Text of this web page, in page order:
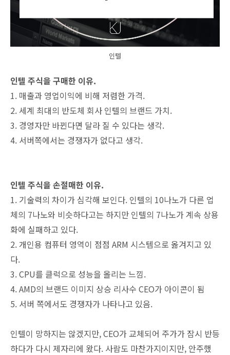
인텔
인텔 주식을 구매한 이유.
1. 매출과 영업이익에 비해 저렴한 가격.
2. 세계 최대의 반도체 회사 인텔의 브랜드 가치.
3. 경영자만 바뀐다면 달라 질 수 있다는 생각.
4. 서버쪽에서는 경쟁자가 없다고 생각.
인텔 주식을 손절매한 이유.
1. 기술력의 차이가 심각해 보인다. 인텔의 10나노가 다른 업
체의 7나노와 비슷하다고는 하지만 인텔의 7나노가 계속 상용
화에 실패하고 있다.
2. 개인용 컴퓨터 영역이 점점 ARM 시스템으로 옮겨지고 있
다.
3. CPU를 클럭으로 성능을 올리는 느낌.
4. AMD의 브랜드 이미지 상승 리사수 CEO가 아이콘이 됨
5. 서버 쪽에서도 경쟁자가 나타나고 있음.
인텔이 망하지는 않겠지만, CEO가 교체되어 주가가 잠시 반등
하다가 다시 제자리에 왔다. 사람도 마찬가지이지만, 안주했